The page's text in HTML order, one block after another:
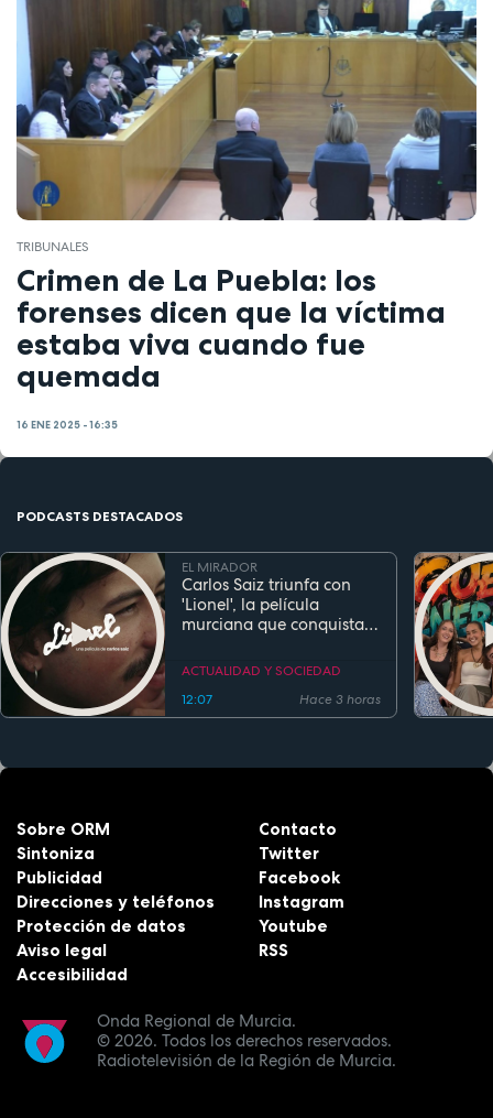
TRIBUNALES
Crimen de La Puebla: los
forenses dicen que la víctima
estaba viva cuando fue
quemada
16 ENE 2025 - 16:35
PODCASTS DESTACADOS
EL MIRADOR
Carlos Saiz triunfa con
'Lionel', la película
murciana que conquista
estreno
ACTUALIDAD Y SOCIEDAD
12:07
Hace 3 horas
Onda Regional de Murcia.
© 2026. Todos los derechos reservados.
Radiotelevisión de la Región de Murcia.
Sobre ORM
Sintoniza
Publicidad
Direcciones y teléfonos
Protección de datos
Aviso legal
Accesibilidad
Contacto
Twitter
Facebook
Instagram
Youtube
RSS